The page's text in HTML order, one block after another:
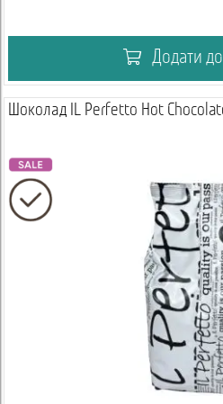
Додати
Шоколад IL Perfetto Hot